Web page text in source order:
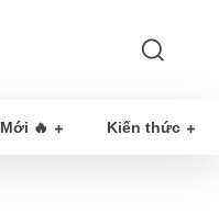
🔥 Kiến thức